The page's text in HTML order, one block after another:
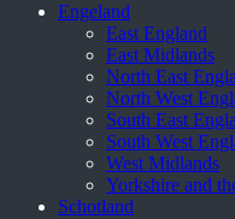
Engeland
East England
East Midlands
North East
North West
South East
South West
West Midlands
Yorkshire and
Schotland